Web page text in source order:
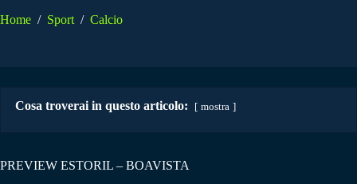
Home / Sport / Calcio
Cosa troverai in questo articolo: mostra
PREVIEW ESTORIL – BOAVISTA